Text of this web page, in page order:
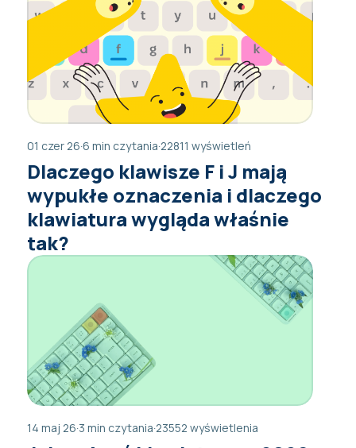
01 czer 26·6 min czytania·22811 wyświetleń
Dlaczego klawisze F i J mają
wypukłe oznaczenia i dlaczego
klawiatura wygląda właśnie
tak?
14 maj 26·3 min czytania·23552 wyświetlenia